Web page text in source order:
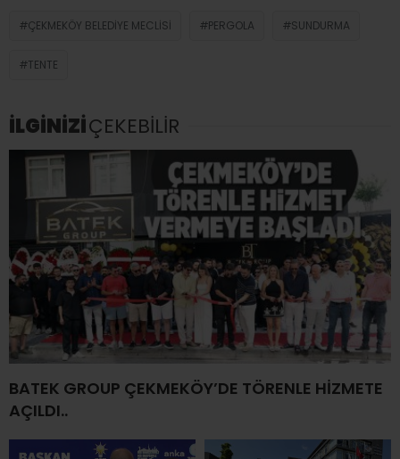
ÇEKMEKÖY BELEDIYE MECLISI PERGOLA SUNDURMA
TENTE
İLGİNİZİÇEKEBİLİR
BATEK GROUP ÇEKMEKÖY’DE TÖRENLE HİZMETE
AÇILDI..